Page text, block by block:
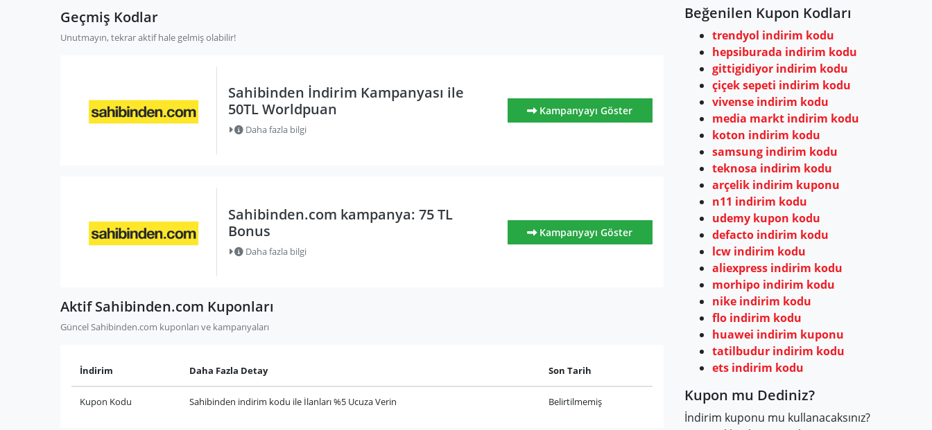
Geçmiş Kodlar
Unutmayın, tekrar aktif hale gelmiş olabilir!
Sahibinden İndirim Kampanyası ile
50TL Worldpuan
Daha fazla bilgi
Kampanyayı Göster
Sahibinden.com kampanya: 75 TL
Bonus
Daha fazla bilgi
Kampanyayı Göster
Aktif Sahibinden.com Kuponları
Güncel Sahibinden.com kuponları ve kampanyaları
İndirim Daha Fazla Detay Son Tarih
Kupon Kodu Sahibinden indirim kodu ile İlanları %5 Ucuza Verin Belirtilmemiş
Beğenilen Kupon Kodları
trendyol indirim kodu
hepsiburada indirim kodu
gittigidiyor indirim kodu
çiçek sepeti indirim kodu
vivense indirim kodu
media markt indirim kodu
koton indirim kodu
samsung indirim kodu
teknosa indirim kodu
arçelik indirim kuponu
n11 indirim kodu
udemy kupon kodu
defacto indirim kodu
lcw indirim kodu
aliexpress indirim kodu
morhipo indirim kodu
nike indirim kodu
flo indirim kodu
huawei indirim kuponu
tatilbudur indirim kodu
ets indirim kodu
Kupon mu Dediniz?
İndirim kuponu mu kullanacaksınız?